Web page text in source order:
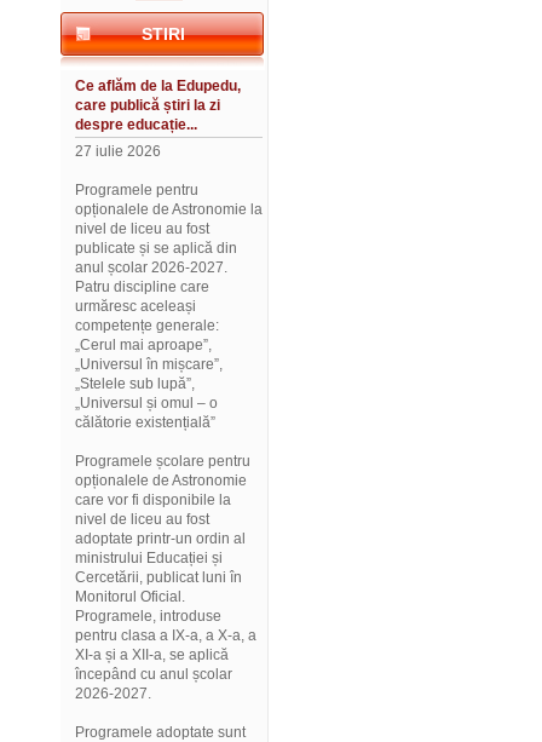
STIRI
Ce aflăm de la Edupedu,
care publică știri la zi
despre educație...
27 iulie 2026
Programele pentru
opționalele de Astronomie la
nivel de liceu au fost
publicate și se aplică din
anul școlar 2026-2027.
Patru discipline care
urmăresc aceleași
competențe generale:
„Cerul mai aproape”,
„Universul în mișcare”,
„Stelele sub lupă”,
„Universul și omul – o
călătorie existențială”
Programele școlare pentru
opționalele de Astronomie
care vor fi disponibile la
nivel de liceu au fost
adoptate printr-un ordin al
ministrului Educației și
Cercetării, publicat luni în
Monitorul Oficial.
Programele, introduse
pentru clasa a IX-a, a X-a, a
XI-a și a XII-a, se aplică
începând cu anul școlar
2026-2027.
Programele adoptate sunt